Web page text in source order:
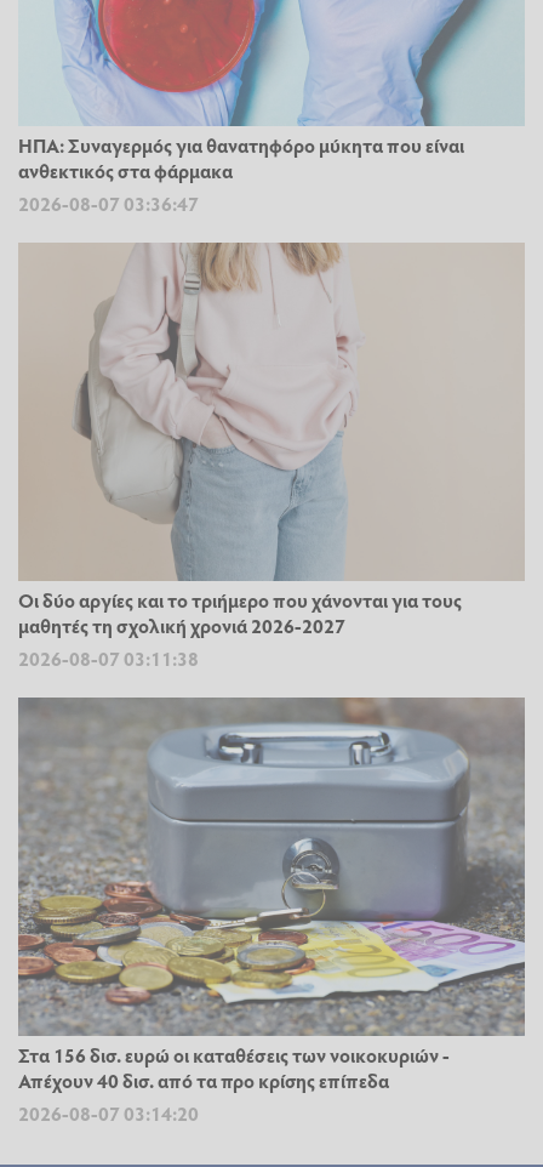
ΗΠΑ: Συναγερμός για θανατηφόρο μύκητα που είναι
ανθεκτικός στα φάρμακα
2026-08-07 03:36:47
Οι δύο αργίες και το τριήμερο που χάνονται για τους
μαθητές τη σχολική χρονιά 2026-2027
2026-08-07 03:11:38
Στα 156 δισ. ευρώ οι καταθέσεις των νοικοκυριών -
Απέχουν 40 δισ. από τα προ κρίσης επίπεδα
2026-08-07 03:14:20